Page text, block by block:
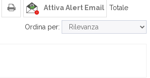
Attiva Alert Email Totale
Ordina per: